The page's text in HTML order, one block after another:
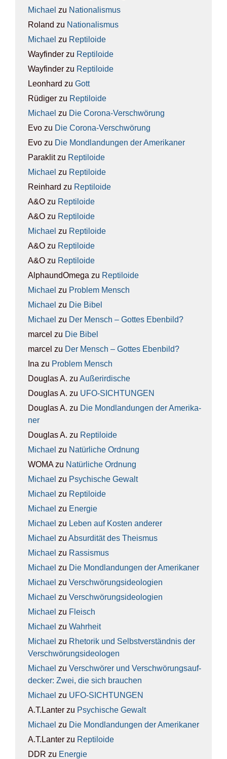
Michael zu Natio­na­lis­mus
Roland zu Natio­na­lis­mus
Michael zu Rep­ti­lo­ide
Wayfinder zu Rep­ti­lo­ide
Wayfinder zu Rep­ti­lo­ide
Leonhard zu Gott
Rüdiger zu Rep­ti­lo­ide
Michael zu Die Coro­na-Ver­schwö­rung
Evo zu Die Coro­na-Ver­schwö­rung
Evo zu Die Mond­lan­dun­gen der Ame­ri­ka­ner
Paraklitzu Rep­ti­lo­ide
Michael zu Rep­ti­lo­ide
Reinhard zu Rep­ti­lo­ide
A&O zu Rep­ti­lo­ide
A&O zu Rep­ti­lo­ide
Michael zu Rep­ti­lo­ide
A&O zu Rep­ti­lo­ide
A&O zu Rep­ti­lo­ide
AlphaundOmega zu Rep­ti­lo­ide
Michael zu Pro­blem Mensch
Michael zu Die Bibel
Michael zu Der Mensch – Got­tes Eben­bild?
marcel zu Die Bibel
marcel zu Der Mensch – Got­tes Eben­bild?
Ina zu Pro­blem Mensch
Douglas A. zu Außer­ir­di­sche
Douglas A. zu UFO-SICH­TUN­GEN
Douglas A. zu Die Mond­lan­dun­gen der Ame­ri­ka­
ner
Douglas A. zu Rep­ti­lo­ide
Michael zu Natür­li­che Ord­nung
WOMAzu Natür­li­che Ord­nung
Michael zu Psy­chi­sche Gewalt
Michael zu Rep­ti­lo­ide
Michael zu Ener­gie
Michael zu Leben auf Kos­ten ande­rer
Michael zu Absur­di­tät des The­is­mus
Michael zu Ras­sis­mus
Michael zu Die Mond­lan­dun­gen der Ame­ri­ka­ner
Michael zu Ver­schwö­rungs­ideo­lo­gien
Michael zu Ver­schwö­rungs­ideo­lo­gien
Michael zu Fleisch
Michael zu Wahr­heit
Michael zu Rhe­to­rik und Selbst­ver­ständ­nis der
Ver­schwö­rungs­ideo­lo­gen
Michael zu Ver­schwö­rer und Ver­schwö­rungs­auf­
de­cker: Zwei, die sich brau­chen
Michael zu UFO-SICH­TUN­GEN
A.T.Lanter zu Psy­chi­sche Gewalt
Michael zu Die Mond­lan­dun­gen der Ame­ri­ka­ner
A.T.Lanter zu Rep­ti­lo­ide
DDR zu Ener­gie